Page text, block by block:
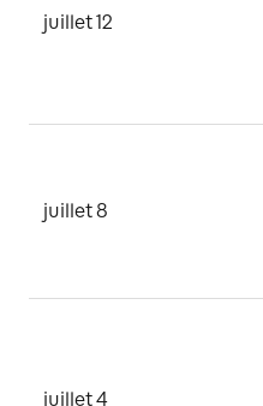
juillet 12
juillet 8
juillet 4